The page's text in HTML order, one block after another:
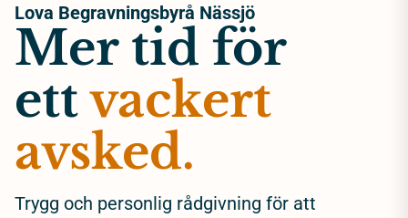
Lova Begravningsbyrå Nässjö
Mer tid för
ettvackert
avsked.
Trygg och personlig rådgivning för att